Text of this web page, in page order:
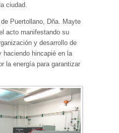
ciudad.
Puertollano, Dña. Mayte
acto manifestando su
y desarrollo de
hincapié en la
la energía para garantizar